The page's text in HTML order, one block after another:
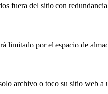
fuera del sitio con
limitado por el espacio de
archivo o todo su sitio web a